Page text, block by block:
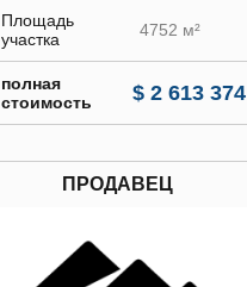
Площадь
участка
4752 м²
полная
стоимость
$ 2 613 374
ПРОДАВЕЦ